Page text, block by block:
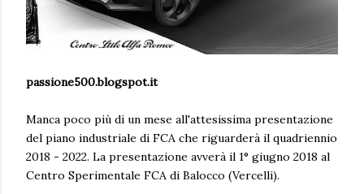
passione500.blogspot.it
Manca poco più di un mese all'attesissima presentazione
del piano industriale di FCA che riguarderà il quadriennio
2018 - 2022. La presentazione avverà il 1° giugno 2018 al
Centro Sperimentale FCA di Balocco (Vercelli).